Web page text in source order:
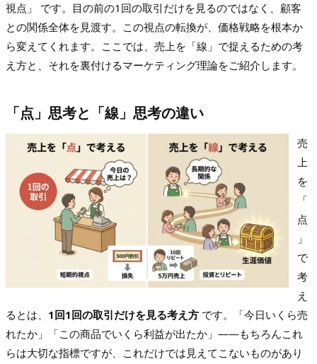
視点」 です。目の前の1回の取引だけを見るのではなく、顧客
との関係全体を見渡す。この視点の転換が、価格戦略を根本か
ら変えてくれます。ここでは、売上を「線」で捉えるための考
え方と、それを裏付けるマーケティング理論をご紹介します。
「点」思考と「線」思考の違い
売
上
を
「
点
」
で
考
え
るとは、 1回1回の取引だけを見る考え方 です。「今日いくら売
れたか」「この商品でいくら利益が出たか」——もちろんこれ
らは大切な指標ですが、これだけでは見えてこないものがあり